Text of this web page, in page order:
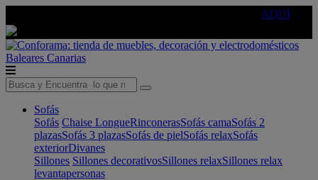
AQUÍ
Baleares Canarias
Sofás
Sofás Chaise LongueRinconerasSofás camaSofás 2
plazasSofás 3 plazasSofás de pielSofás relaxSofás
exteriorDivanes
Sillones Sillones decorativosSillones relaxSillones relax
levantapersonas